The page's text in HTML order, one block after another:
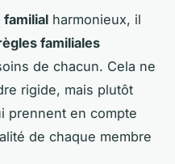
familial harmonieux, il
familiales
de chacun. Cela ne
rigide, mais plutôt
prennent en compte
de chaque membre